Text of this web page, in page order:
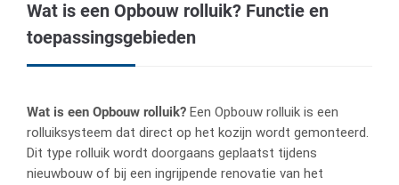
Wat is een Opbouw rolluik? Functie en
toepassingsgebieden
Wat is een Opbouw rolluik? Een Opbouw rolluik is een
rolluiksysteem dat direct op het kozijn wordt gemonteerd.
Dit type rolluik wordt doorgaans geplaatst tijdens
nieuwbouw of bij een ingrijpende renovatie van het